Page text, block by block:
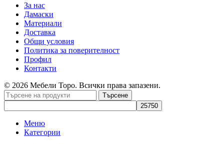
За нас
Дамаски
Материали
Доставка
Общи условия
Политика за поверителност
Профил
Контакти
© 2026 Мебели Торо. Всички права запазени.
Търсене
Меню
Категории